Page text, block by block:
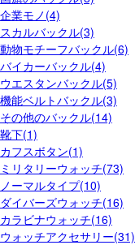
企業モノ(4)
スカルバックル(3)
動物モチーフバックル(6)
バイカーバックル(4)
ウエスタンバックル(5)
機能ベルトバックル(3)
その他のバックル(14)
靴下(1)
カフスボタン(1)
ミリタリーウォッチ(73)
ノーマルタイプ(10)
ダイバーズウォッチ(16)
カラビナウォッチ(16)
ウォッチアクセサリー(31)